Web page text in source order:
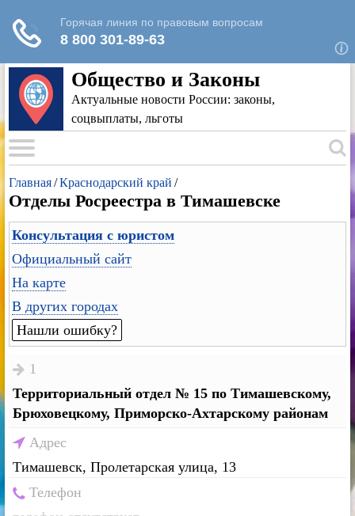
Общество и Законы
Актуальные новости России: законы,
соцвыплаты, льготы
Главная/Краснодарский край /
Отделы Росреестра в Тимашевске
Консультация с юристом
Официальный сайт
На карте
В других городах
Нашли ошибку?
1
Территориальный отдел № 15 по Тимашевскому,
Брюховецкому, Приморско-Ахтарскому районам
Адрес
Тимашевск, Пролетарская улица, 13
Телефон
Для любых предложений по сайту: rk-
reestr@cp9.ru